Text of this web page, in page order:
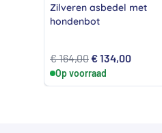
Zilveren asbedel met
hondenbot
€164,00 Oorspronkelijke
prijs
was:
€134,00Huidige
is:
Op voorraad